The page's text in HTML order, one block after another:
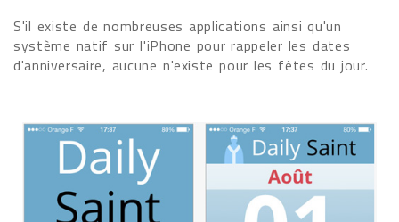
S'il existe de nombreuses applications ainsi qu'un
système natif sur l'iPhone pour rappeler les dates
d'anniversaire, aucune n'existe pour les fêtes du jour.